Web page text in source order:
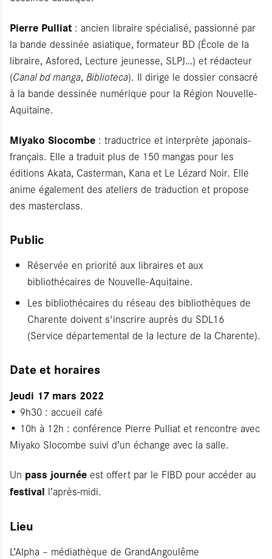
Pierre Pulliat : ancien libraire spécialisé, passionné par
la bande dessinée asiatique, formateur BD (École de la
libraire, Asfored, Lecture jeunesse, SLPJ…) et rédacteur
(Canal bd manga, Biblioteca). Il dirige le dossier consacré
à la bande dessinée numérique pour la Région Nouvelle-
Aquitaine.
Miyako Slocombe : traductrice et interprète japonais-
français. Elle a traduit plus de 150 mangas pour les
éditions Akata, Casterman, Kana et Le Lézard Noir. Elle
anime également des ateliers de traduction et propose
des masterclass.
Public
Réservée en priorité aux libraires et aux
bibliothécaires de Nouvelle-Aquitaine.
Les bibliothécaires du réseau des bibliothèques de
Charente doivent s'inscrire auprès du SDL16
(Service départemental de la lecture de la Charente).
Date et horaires
Jeudi 17 mars 2022
• 9h30 : accueil café
• 10h à 12h : conférence Pierre Pulliat et rencontre avec
Miyako Slocombe suivi d’un échange avec la salle.
Un pass journée est offert par le FIBD pour accéder au
festival l’après-midi.
Lieu
L’Alpha – médiathèque de GrandAngoulême